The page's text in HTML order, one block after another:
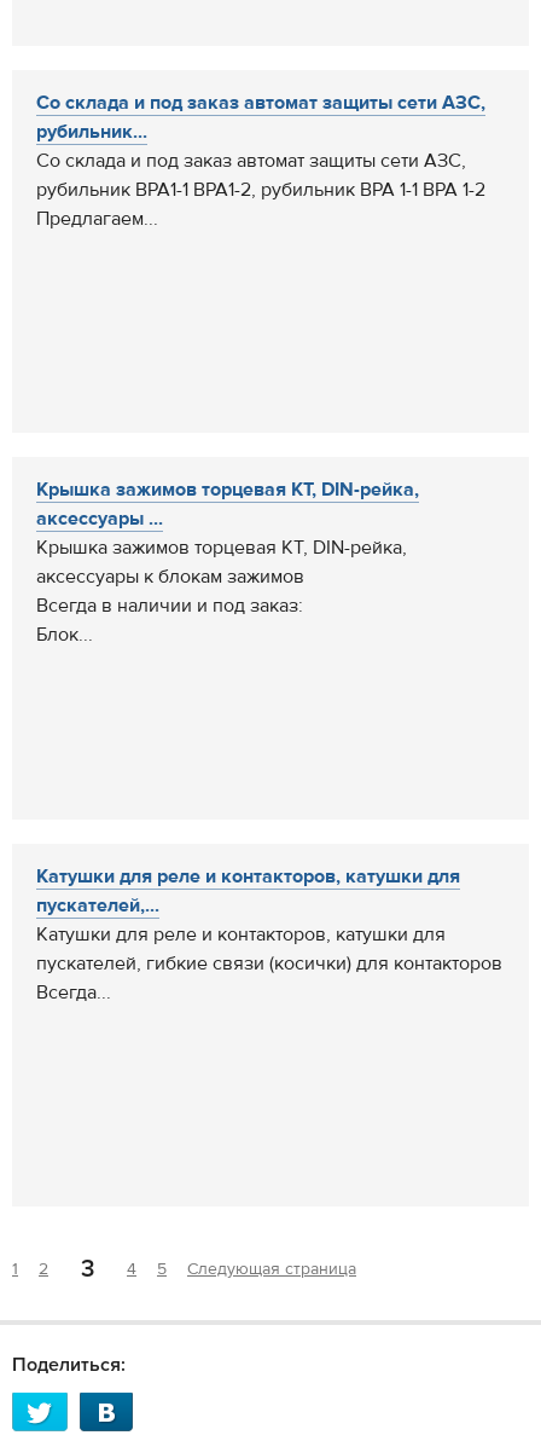
Со склада и под заказ автомат защиты сети АЗС,
рубильник...
Со склада и под заказ автомат защиты сети АЗС,
рубильник ВРА1-1 ВРА1-2, рубильник ВРА 1-1 ВРА 1-2
Предлагаем...
Крышка зажимов торцевая КТ, DIN-рейка,
аксессуары ...
Крышка зажимов торцевая КТ, DIN-рейка,
аксессуары к блокам зажимов
Всегда в наличии и под заказ:
Блок...
Катушки для реле и контакторов, катушки для
пускателей,...
Катушки для реле и контакторов, катушки для
пускателей, гибкие связи (косички) для контакторов
Всегда...
1 2 3 4 5 Следующая страница
Поделиться: